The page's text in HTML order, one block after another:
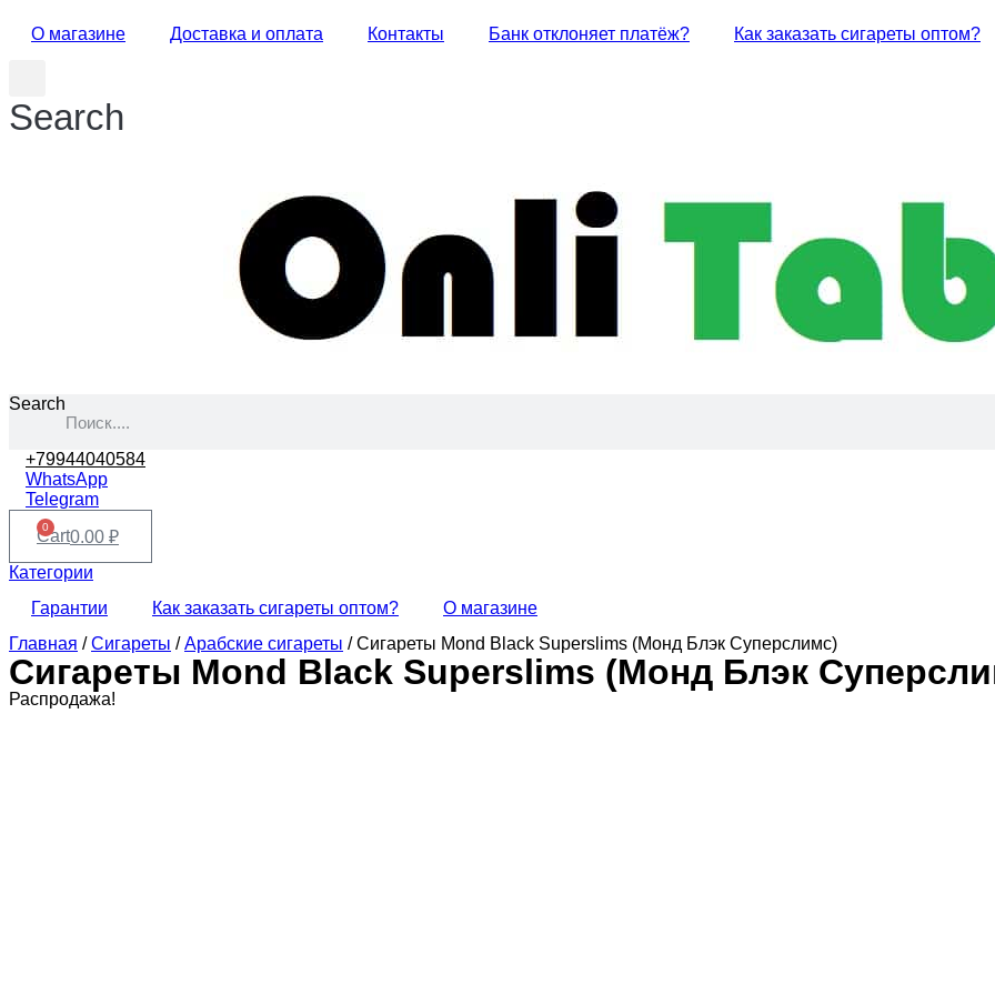
О магазине Доставка и оплата Контакты Банк отклоняет платёж? Как заказать сигареты оптом?
Search
Search
+79944040584
WhatsApp
Telegram
0.00 ₽
0
Cart
Категории
Гарантии
Как заказать сигареты оптом?
О магазине
Главная /Сигареты /Арабские сигареты / Сигареты Mond Black Superslims (Монд Блэк Суперслимс)
Сигареты Mond Black Superslims (Монд Блэк
Распродажа!